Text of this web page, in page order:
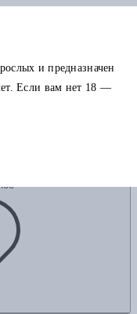
и предназначен
Если вам нет 18 —